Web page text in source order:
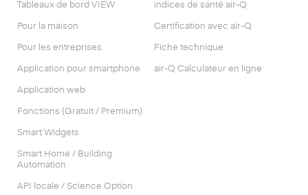
Tableaux de bord VIEW
Pour la maison
Pour les entreprises
Application pour smartphone
Application web
Fonctions (Gratuit / Premium)
Smart Widgets
Smart Home / Building
Automation
API locale / Science Option
indices de santé air-Q
Certification avec air-Q
Fiche technique
air-Q Calculateur en ligne